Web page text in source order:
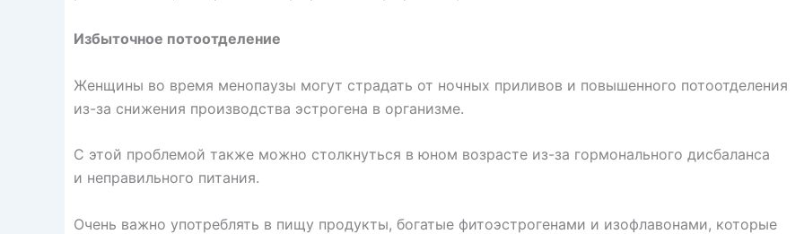
Избыточное потоотделение
Женщины во время менопаузы могут страдать от ночных приливов и повышенного потоотделения
из-за снижения производства эстрогена в организме.
С этой проблемой также можно столкнуться в юном возрасте из-за гормонального дисбаланса
и неправильного питания.
Очень важно употреблять в пищу продукты, богатые фитоэстрогенами и изофлавонами, которые